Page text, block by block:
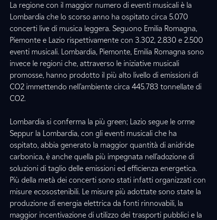
La regione con il maggior numero di eventi musicali è la
Lombardia che lo scorso anno ha ospitato circa 5.070
concerti live di musica leggera. Seguono Emilia Romagna,
Piemonte e Lazio rispettivamente con 3.302, 2.830 e 2.500
eventi musicali. Lombardia, Piemonte, Emilia Romagna sono
invece le regioni che, attraverso le iniziative musicali
promosse, hanno prodotto il più alto livello di emissioni di
CO2 immettendo nell’ambiente circa 445.783 tonnellate di
CO2.
Lombardia si conferma la più green; Lazio segue le orme
Seppur la Lombardia, con gli eventi musicali che ha
ospitato, abbia generato la maggior quantità di anidride
carbonica, è anche quella più impegnata nell’adozione di
soluzioni di taglio delle emissioni ed efficienza energetica.
Più della metà dei concerti sono stati infatti organizzati con
misure ecosostenibili. Le misure più adottate sono state la
produzione di energia elettrica da fonti rinnovabili, la
maggior incentivazione di utilizzo dei trasporti pubblici e la